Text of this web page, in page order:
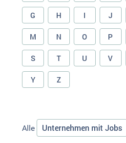
G H I J
M N O P
S T U V
Y Z
Alle Unternehmen mit Jobs